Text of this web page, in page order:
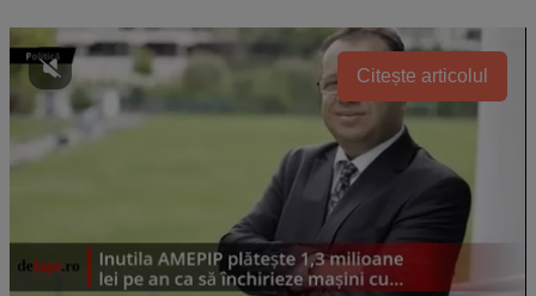
Citește articolul